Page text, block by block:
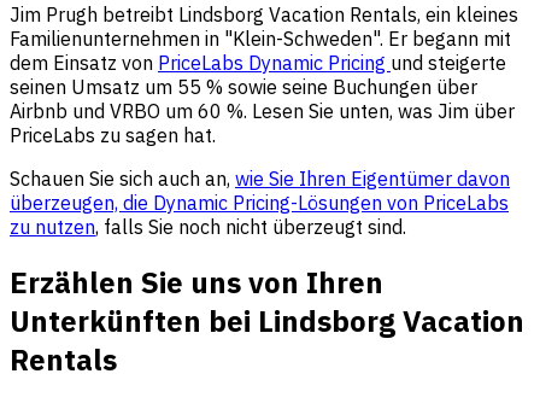
Jim Prugh betreibt Lindsborg Vacation Rentals, ein kleines
Familienunternehmen in "Klein-Schweden". Er begann mit
dem Einsatz von PriceLabs Dynamic Pricing und steigerte
seinen Umsatz um 55 % sowie seine Buchungen über
Airbnb und VRBO um 60 %. Lesen Sie unten, was Jim über
PriceLabs zu sagen hat.
Schauen Sie sich auch an, wie Sie Ihren Eigentümer davon
überzeugen, die Dynamic Pricing-Lösungen von PriceLabs
zu nutzen, falls Sie noch nicht überzeugt sind.
Erzählen Sie uns von Ihren
Unterkünften bei Lindsborg Vacation
Rentals